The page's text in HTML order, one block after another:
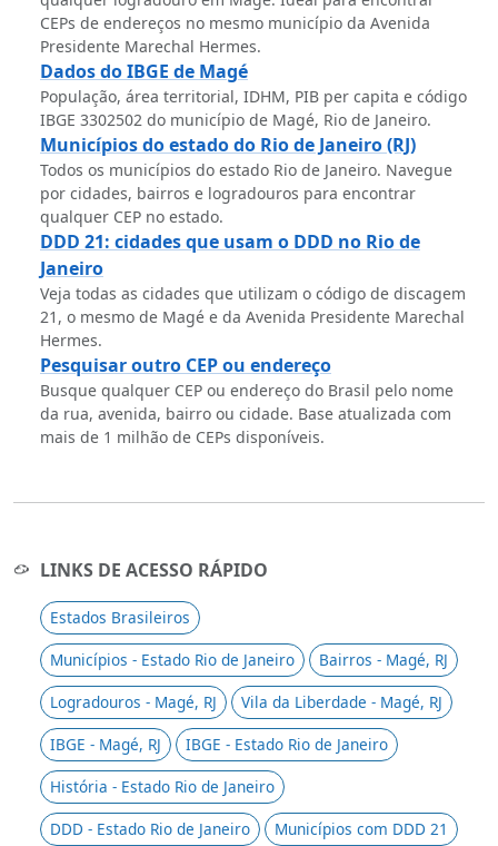
CEPs de endereços no mesmo município da Avenida
Presidente Marechal Hermes.
Dados do IBGE de Magé
População, área territorial, IDHM, PIB per capita e código
IBGE 3302502 do município de Magé, Rio de Janeiro.
Municípios do estado do Rio de Janeiro (RJ)
Todos os municípios do estado Rio de Janeiro. Navegue
por cidades, bairros e logradouros para encontrar
qualquer CEP no estado.
DDD 21: cidades que usam o DDD no Rio de
Janeiro
Veja todas as cidades que utilizam o código de discagem
21, o mesmo de Magé e da Avenida Presidente Marechal
Hermes.
Pesquisar outro CEP ou endereço
Busque qualquer CEP ou endereço do Brasil pelo nome
da rua, avenida, bairro ou cidade. Base atualizada com
mais de 1 milhão de CEPs disponíveis.
LINKS DE ACESSO RÁPIDO
Estados Brasileiros
Municípios - Estado Rio de Janeiro
Bairros - Magé, RJ
Logradouros - Magé, RJ
Vila da Liberdade - Magé, RJ
IBGE - Magé, RJ
IBGE - Estado Rio de Janeiro
História - Estado Rio de Janeiro
DDD - Estado Rio de Janeiro
Municípios com DDD 21